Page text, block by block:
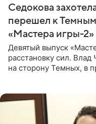
Седокова
перешел к
«Мастера игры-2»
Девятый выпуск
расстановку сил. Влад
на сторону Темных, в